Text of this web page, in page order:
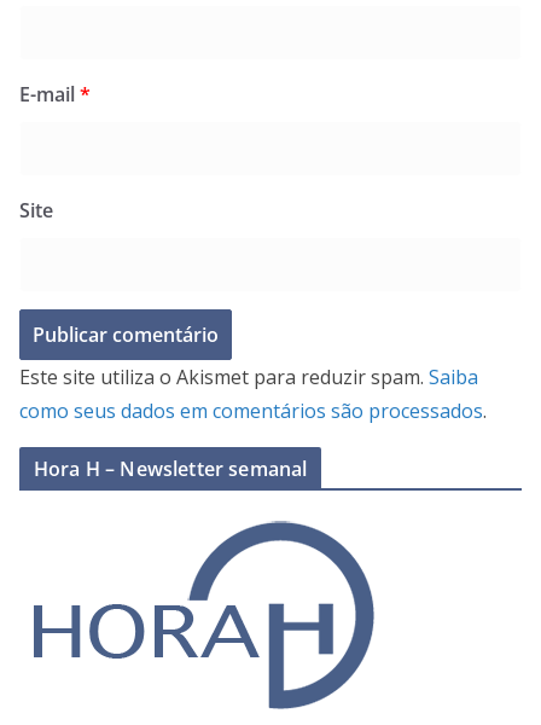
E-mail*
Site
Este site utiliza o Akismet para reduzir spam. Saiba
como seus dados em comentários são processados.
Hora H – Newsletter semanal